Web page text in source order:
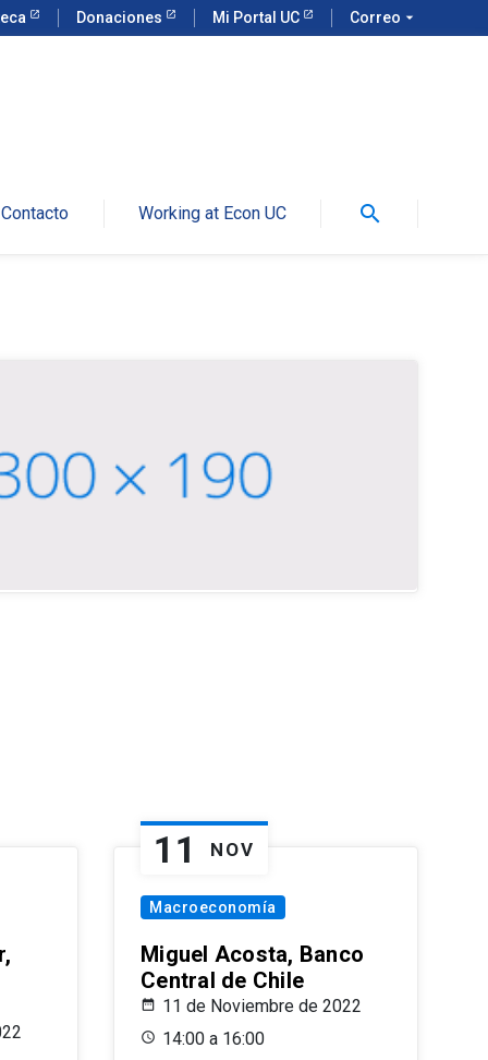
Donaciones Mi Portal UC Correo arrow_drop_down
Contacto Working at Econ UC search
11 NOV
Macroeconomía
Miguel Acosta, Banco
Central de Chile
11 de Noviembre de 2022
14:00 a 16:00